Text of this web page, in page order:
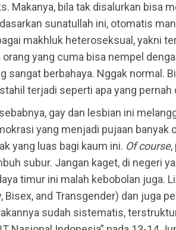
Makanya, bila tak disalurkan bisa
sunatullah ini, otomatis
makhluk heteroseksual, yakni
orang yang cuma bisa nempel
sangat berbahaya. Nggak normal.
terjadi seperti apa yang pernah
gay dan lesbian ini
yang menjadi pujaan banyak
yang luas bagi kaum ini. Of course,
subur. Jangan kaget, di negeri
timur ini malah kebobolan juga.
Bisex, and Transgender) dan juga
sudah sistematis,